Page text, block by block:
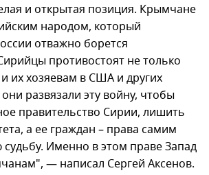
и открытая позиция. Крымчане
народом, который
отважно борется
противостоят не только
их хозяевам в США и других
развязали эту войну, чтобы
правительство Сирии, лишить
а ее граждан – права самим
Именно в этом праве Запад
— написал Сергей Аксенов.